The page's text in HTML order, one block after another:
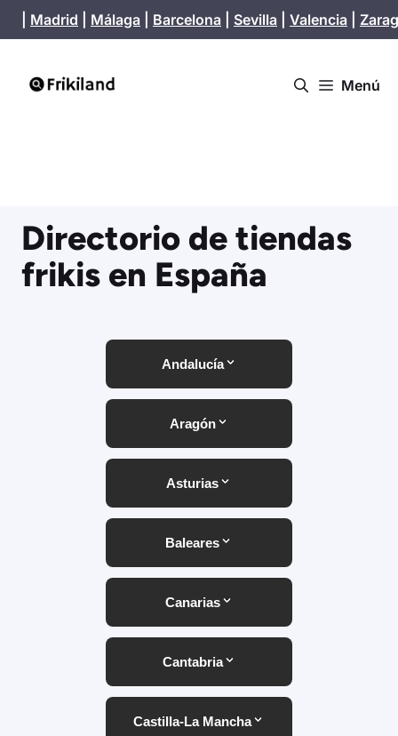
Saltar
al
Madrid Málaga Barcelona Sevilla Valencia
Menú
Directorio de tiendas
frikis en España
Andalucía
Aragón
Asturias
Baleares
Canarias
Cantabria
Castilla-La Mancha